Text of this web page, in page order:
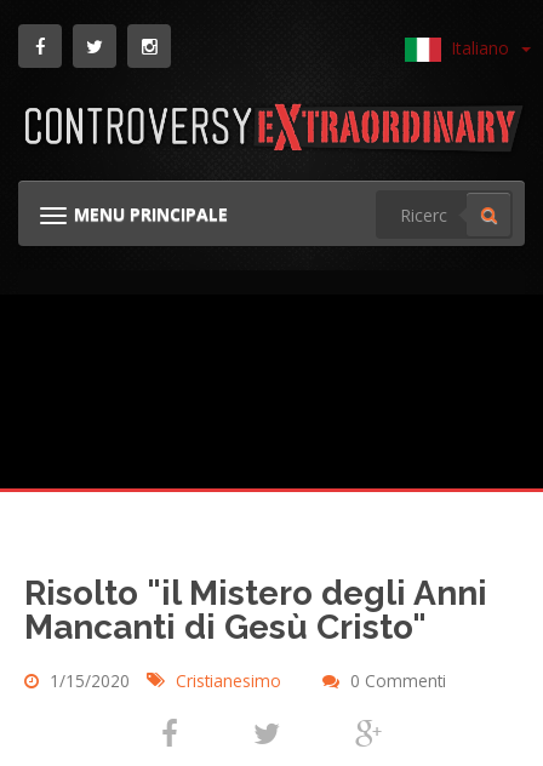
Italiano
MENU PRINCIPALE
NAVIGAZIONE GINOCCHIERA
Risolto "il Mistero degli Anni
Mancanti di Gesù Cristo"
1/15/2020 Cristianesimo 0 Commenti